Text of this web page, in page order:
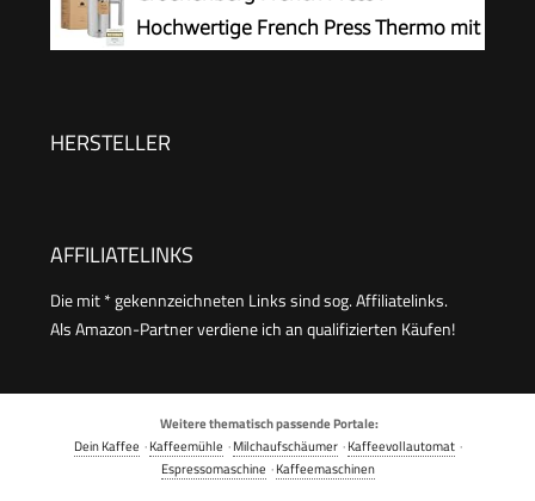
Filtrationssystem – Doppelwandig Isolierte
Kaffettiere mit 1 Extra Filter – 1000ml / 34oz –
Hochwertige French Press Thermo mit
Liter
HERSTELLER
AFFILIATELINKS
Die mit * gekennzeichneten Links sind sog. Affiliatelinks.
Als Amazon-Partner verdiene ich an qualifizierten Käufen!
Weitere thematisch passende Portale:
Dein Kaffee ·Kaffeemühle ·Milchaufschäumer·Kaffeevollautomat·
Espressomaschine ·Kaffeemaschinen